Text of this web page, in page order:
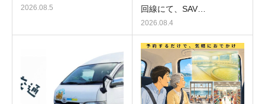
2026.08.5
回線にて、SAV…
2026.08.4